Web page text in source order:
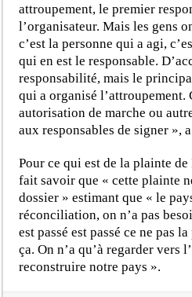
attroupement, le premier
l’organisateur. Mais les gens
c’est la personne qui a agi,
qui en est le responsable.
responsabilité, mais le
qui a organisé l’attroupement.
autorisation de marche ou
aux responsables de signer »,
Pour ce qui est de la plainte
fait savoir que « cette plainte
dossier » estimant que « le
réconciliation, on n’a pas
est passé est passé ce ne pas
ça. On n’a qu’à regarder vers
reconstruire notre pays ».